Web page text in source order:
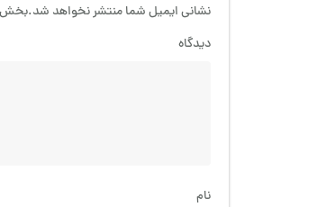
نشانی ایمیل شما منتشر نخواهد شد.بخش
دیدگاه
نام